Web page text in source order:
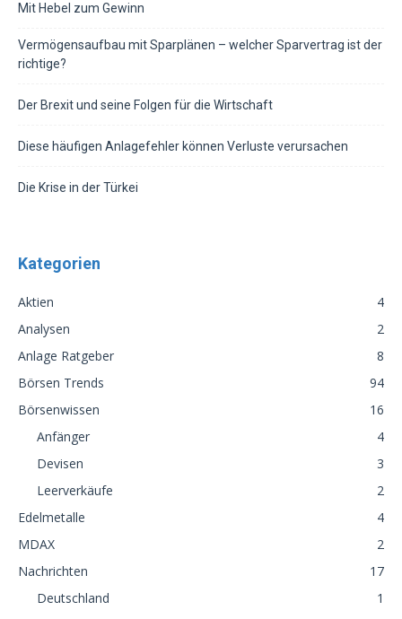
Mit Hebel zum Gewinn
Vermögensaufbau mit Sparplänen – welcher Sparvertrag ist der
richtige?
Der Brexit und seine Folgen für die Wirtschaft
Diese häufigen Anlagefehler können Verluste verursachen
Die Krise in der Türkei
Kategorien
Aktien
4
Analysen
2
Anlage Ratgeber
8
Börsen Trends
94
Börsenwissen
16
Anfänger
4
Devisen
3
Leerverkäufe
2
Edelmetalle
4
MDAX
2
Nachrichten
17
Deutschland
1